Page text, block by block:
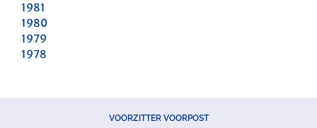
1981
1980
1979
1978
VOORZITTER VOORPOST